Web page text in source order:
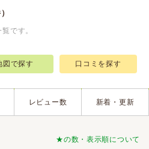
です。
図で探す 口コミを探す
レビュー数 新着・更新
★の数・表示順について